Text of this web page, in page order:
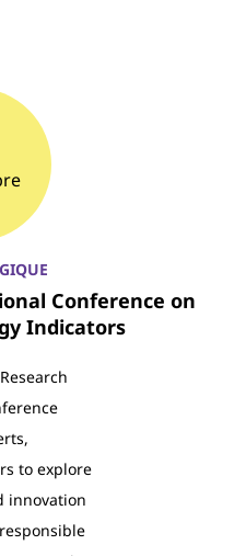
Conference on
Indicators
to explore
innovation